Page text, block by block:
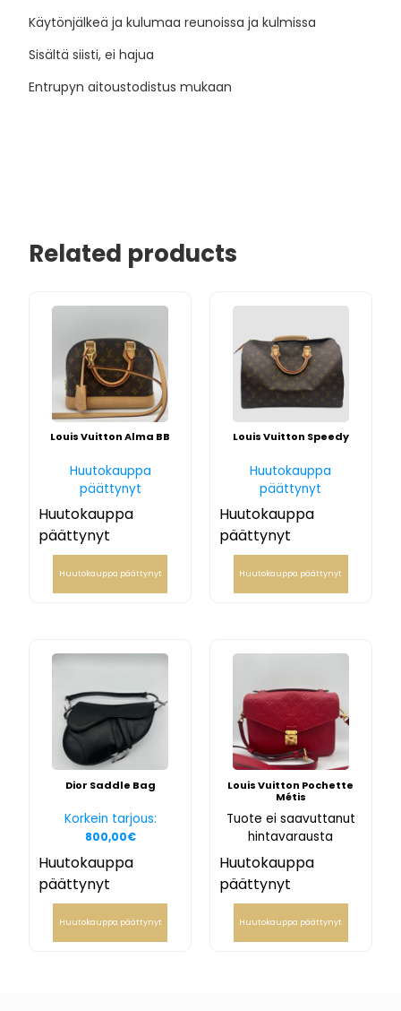
Käytönjälkeä ja kulumaa reunoissa ja kulmissa
Sisältä siisti, ei hajua
Entrupyn aitoustodistus mukaan
Related products
Louis Vuitton Alma BB
Huutokauppa
päättynyt
Huutokauppa
päättynyt
Huutokauppa päättynyt
Louis Vuitton Speedy
Huutokauppa
päättynyt
Huutokauppa
päättynyt
Huutokauppa päättynyt
Dior Saddle Bag
Korkein tarjous:
800,00€
Huutokauppa
päättynyt
Huutokauppa päättynyt
Louis Vuitton Pochette
Métis
Tuote ei saavuttanut
hintavarausta
Huutokauppa
päättynyt
Huutokauppa päättynyt